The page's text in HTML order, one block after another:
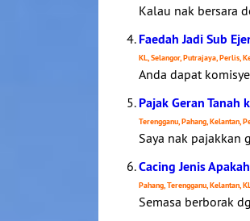
Kalau nak bersara
Faedah Jadi Sub
KL, Selangor, Putrajaya, Perlis,
Anda dapat
Pajak Geran Tanah
Terengganu, Pahang, Kelantan,
Saya nak pajakkan
Cacing Jenis
Pahang, Terengganu, Kelantan,
Semasa berborak